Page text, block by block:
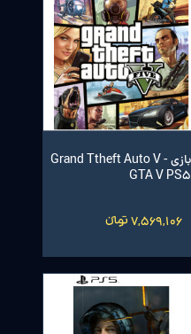
بازی Grand Ttheft Auto V -
GTA V PS5
7,569,106 تومانءءء